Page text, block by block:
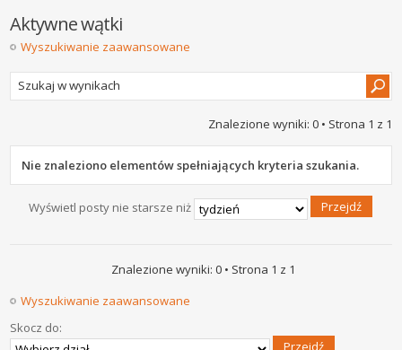
Aktywne wątki
Wyszukiwanie zaawansowane
Znalezione wyniki: 0 • Strona 1 z 1
Nie znaleziono elementów spełniających kryteria szukania.
Wyświetl posty nie starsze niż
Znalezione wyniki: 0 • Strona 1 z 1
Wyszukiwanie zaawansowane
Skocz do: